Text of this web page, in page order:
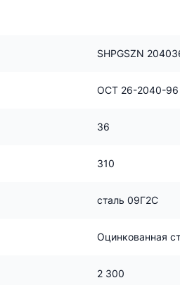
SHPGSZN
ОСТ 26-2040-96
36
310
сталь 09Г2С
Оцинкованная
2 300